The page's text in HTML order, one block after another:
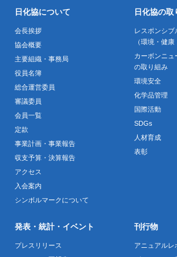
日化協について
会長挨拶
協会概要
主要組織・事務局
役員名簿
総合運営委員
審議委員
会員一覧
定款
事業計画・事業報告
収支予算・決算報告
アクセス
入会案内
シンボルマークについて
日化協の取
レスポンシブ
（環境・健康
カーボンニュ
の取り組み
環境安全
化学品管理
国際活動
SDGs
人材育成
表彰
発表・統計・イベント
プレスリリース
刊行物
アニュアルレ